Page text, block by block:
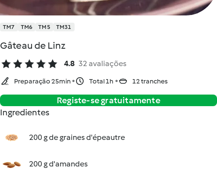
TM7 TM6 TM5 TM31
Gâteau de Linz
4.8 32 avaliações
Preparação 25min Total 1h 12 tranches
Registe-se gratuitamente
Ingredientes
200 g de graines d'épeautre
200 g d'amandes